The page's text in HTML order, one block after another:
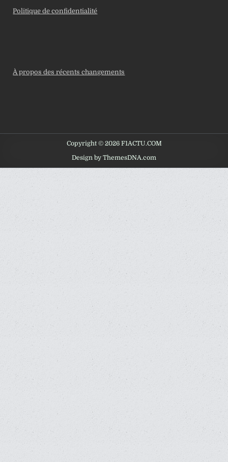
Politique de confidentialité
À propos des récents changements
Copyright © 2026 F1ACTU.COM
Design by ThemesDNA.com